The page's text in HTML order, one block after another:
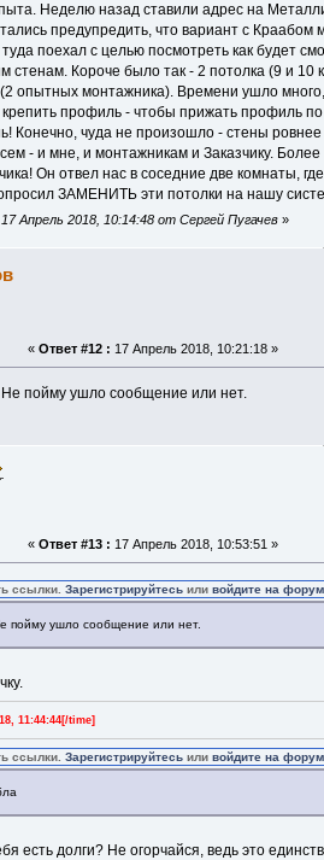
Неделю назад ставили адрес на
предупредить, что вариант с Краабом
поехал с целью посмотреть как будет
стенам. Короче было так - 2 потолка (9 и 10
опытных монтажника). Времени ушло
крепить профиль - чтобы прижать профиль
Конечно, чуда не произошло - стены
- и мне, и монтажникам и Заказчику.
Он отвел нас в соседние две комнаты,
ЗАМЕНИТЬ эти потолки на нашу
Апрель 2018, 10:14:48 от Сергей Пугачев »
« Ответ #12 : 17 Апрель 2018, 10:21:18 »
Не пойму ушло сообщение или нет.
« Ответ #13 : 17 Апрель 2018, 10:53:51 »
ссылки.Зарегистрируйтесь иливойдите на форум
пойму ушло сообщение или нет.
11:44:44[/time]
ссылки.Зарегистрируйтесь иливойдите на форум
есть долги? Не огорчайся, ведь это